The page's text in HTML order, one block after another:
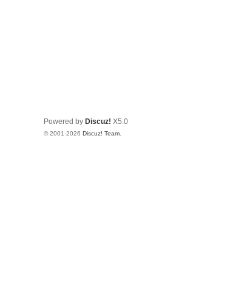
Powered by Discuz! X5.0
© 2001-2026 Discuz! Team